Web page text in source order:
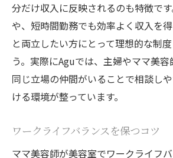
分だけ収入に反映されるのも特徴で
や、短時間勤務でも効率よく収入を
と両立したい方にとって理想的な制
う。実際にAguでは、主婦やママ美容
同じ立場の仲間がいることで相談し
ける環境が整っています。
ワークライフバランスを保つコツ
ママ美容師が美容室でワークライフ